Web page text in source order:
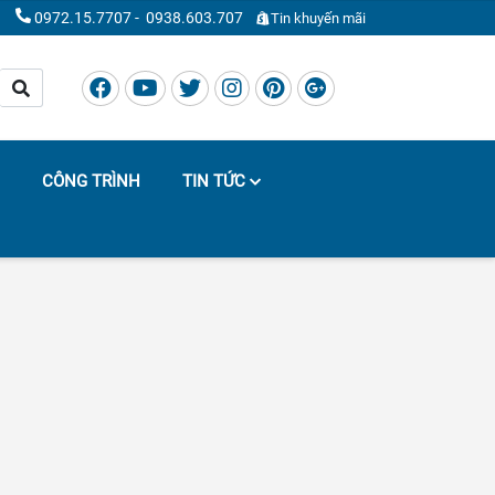
0972.15.7707- 0938.603.707 Tin khuyến mãi
CÔNG TRÌNH TIN TỨC